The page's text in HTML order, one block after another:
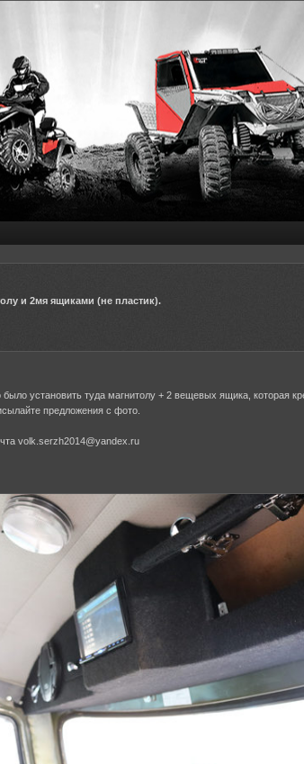
и 2мя ящиками (не пластик).
установить туда магнитолу + 2 вещевых ящика, которая
предложения с фото.
volk.serzh2014@yandex.ru